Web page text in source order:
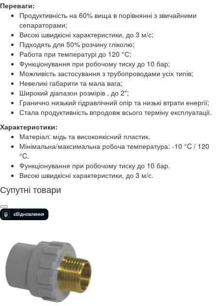
Переваги:
Продуктивність на 60% вища в порівнянні з звичайними
сепараторами;
Високі швидкісні характеристики, до 3 м/с;
Підходять для 50% розчину гліколю;
Работа при температурі до 120 °С;
Функціонування при робочому тиску до 10 бар;
Можливість застосування з трубопроводами усіх типів;
Невеликі габарити та мала вага;
Широкий діапазон розмірів , до 2";
Гранично низький гідравлічний опір та низькі втрати енергії;
Стала продуктивність впродовж всього терміну експлуатації.
Характеристики:
Матеріал: мідь та високоякісний пластик.
Мінімальна/максимальна робоча температура: -10 °C / 120
°C.
Функціонування при робочому тиску до 10 бар.
Високі швидкісні характеристики, до 3 м/с.
Супутні товари